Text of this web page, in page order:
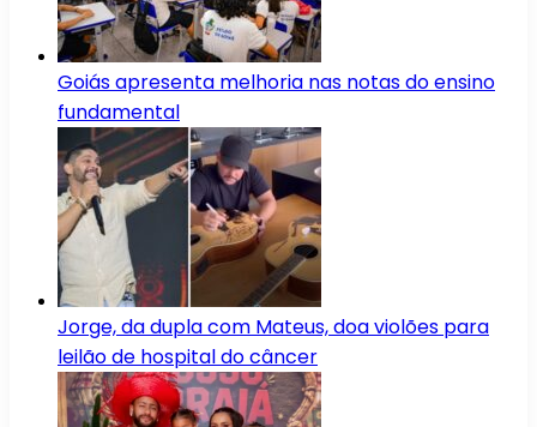
Goiás apresenta melhoria nas notas do ensino
fundamental
Jorge, da dupla com Mateus, doa violões para
leilão de hospital do câncer